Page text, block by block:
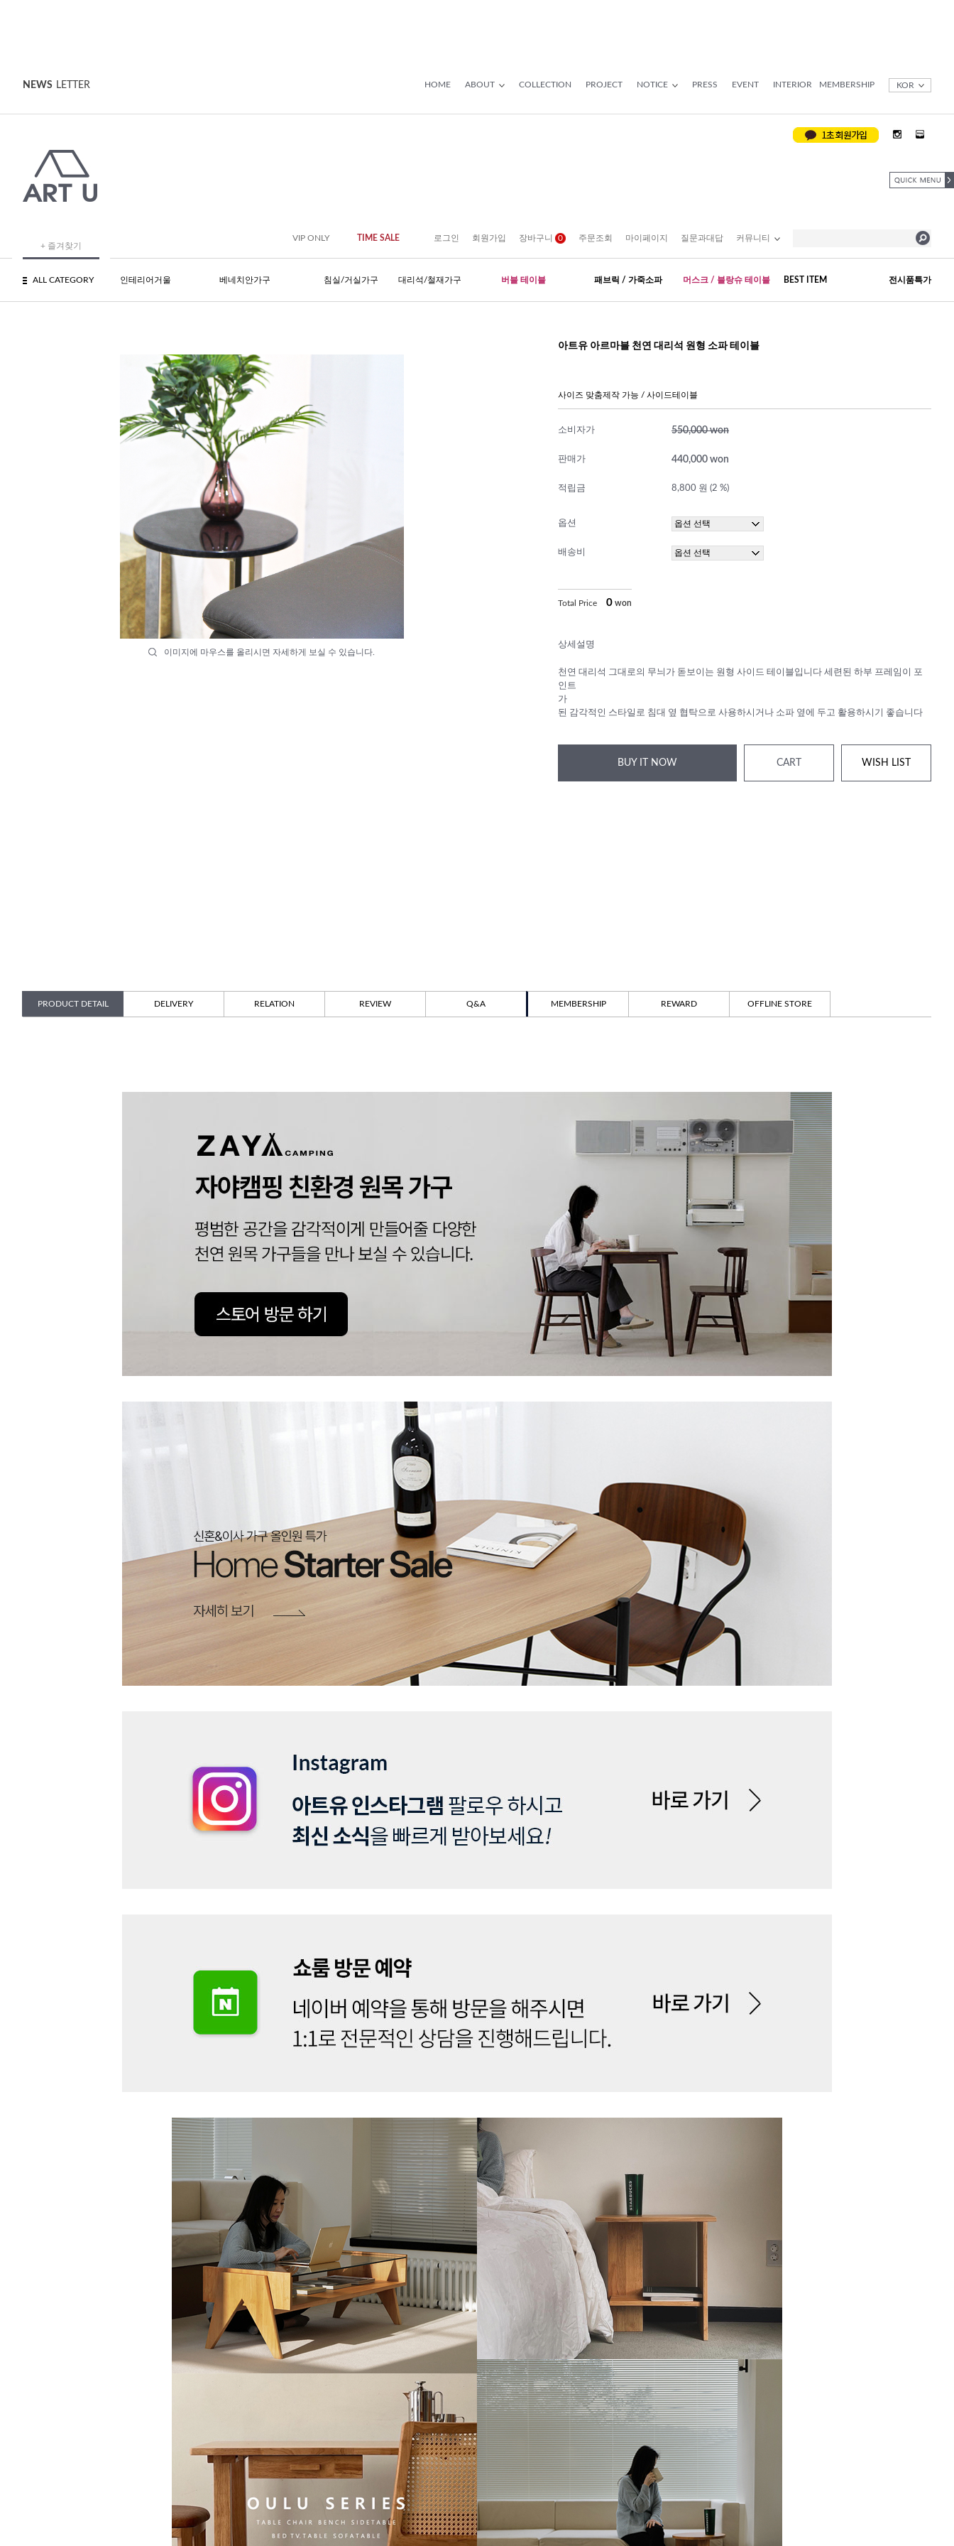
NEWS LETTER HOME ABOUT COLLECTION PROJECT NOTICE PRESS EVENT INTERIOR MEMBERSHIP KOR
+ 즐겨찾기
VIP ONLY TIME SALE 로그인 회원가입 장바구니 0 주문조회 마이페이지 질문과대답 커뮤니티
ALL CATEGORY 인테리어거울 베네치안가구 침실/거실가구 대리석/철재가구 버블 테이블 패브릭 / 가죽소파 머스크 / 블랑슈 테이블 BEST ITEM 전시품특가
이미지에 마우스를 올리시면 자세하게 보실 수 있습니다.
아트유 아르마블 천연 대리석 원형 소파 테이블
사이즈 맞춤제작 가능 / 사이드테이블
소비자가 550,000 won
판매가 440,000 won
적립금 8,800 원 (2 %)
옵션
배송비
Total Price 0 won
상세설명
천연 대리석 그대로의 무늬가 돋보이는 원형 사이드 테이블입니다 세련된 하부 프레임이 포
인트
가
된 감각적인 스타일로 침대 옆 협탁으로 사용하시거나 소파 옆에 두고 활용하시기 좋습니다
BUY IT NOW CART WISH LIST
PRODUCT DETAIL DELIVERY RELATION REVIEW Q&A MEMBERSHIP REWARD OFFLINE STORE